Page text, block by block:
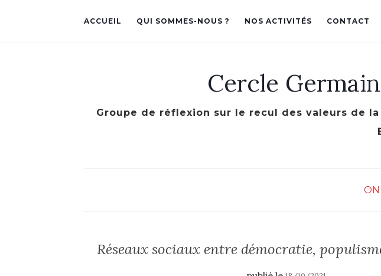
ACCUEIL QUI SOMMES-NOUS ? NOS ACTIVITÉS CONTACT
Cercle
Groupe de réflexion sur le recul des valeurs de
ON
Réseaux sociaux entre démocratie,